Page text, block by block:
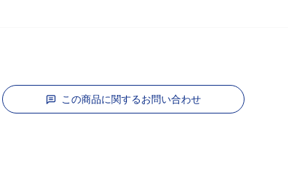
この商品に関するお問い合わせ